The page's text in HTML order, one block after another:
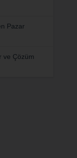
Pazar
ve Çözüm